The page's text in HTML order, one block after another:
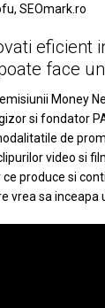
SEOmark.ro
eficient
face
Money
si fondator
de
video si
produce si
vrea sa inceapa